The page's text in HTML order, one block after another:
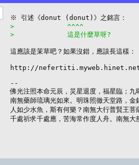
>             ^^^^
>             這是什麼草呀?
這應該是茉草吧？如果沒錯，應該長這樣：
http://
--
佛光注照本命元辰，災星退度，福星臨；九
南無藥師琉璃光如來。明珠照徹天堂路，金
人如少水魚，斯有何樂？南無大行普賢王菩
千處祈求千處應，苦海常作度人舟。南無大